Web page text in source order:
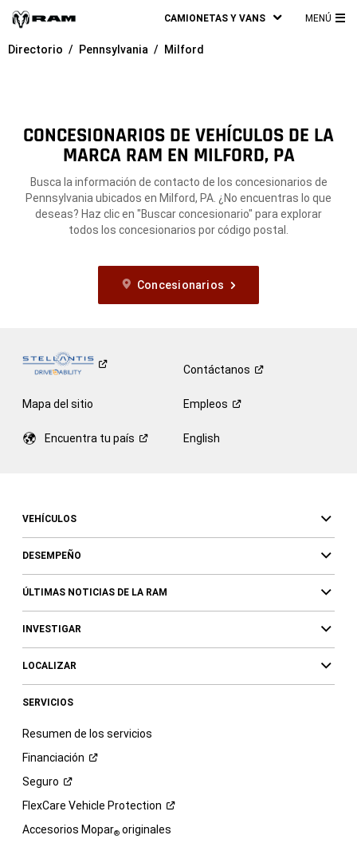
CAMIONETAS Y VANS MENÚ
Directorio Pennsylvania Milford
CONCESIONARIOS DE VEHÍCULOS DE LA
MARCA RAM EN MILFORD, PA
Busca la información de contacto de los concesionarios de
Pennsylvania ubicados en Milford, PA. ¿No encuentras lo que
deseas? Haz clic en "Buscar concesionario" para explorar
todos los concesionarios por código postal.
Concesionarios
Contáctanos
Mapa del sitio Empleos
Encuentra tu país English
VEHÍCULOS
DESEMPEÑO
ÚLTIMAS NOTICIAS DE LA RAM
INVESTIGAR
LOCALIZAR
SERVICIOS
Resumen de los servicios
Financiación
Seguro
FlexCare Vehicle Protection
Accesorios Mopar®originales